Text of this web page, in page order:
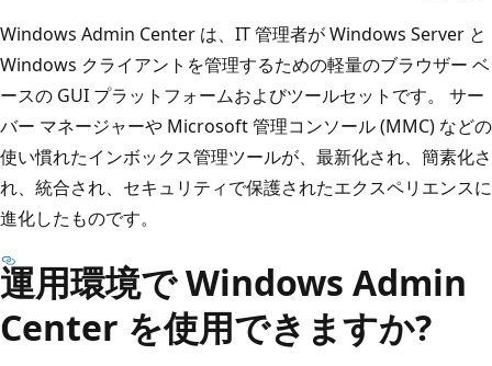
Windows Admin Center は、IT 管理者が Windows Server と
Windows クライアントを管理するための軽量のブラウザー ベ
ースの GUI プラットフォームおよびツールセットです。 サー
バー マネージャーや Microsoft 管理コンソール (MMC) などの
使い慣れたインボックス管理ツールが、最新化され、簡素化さ
れ、統合され、セキュリティで保護されたエクスペリエンスに
進化したものです。
運用環境で Windows Admin
Center を使用できますか?